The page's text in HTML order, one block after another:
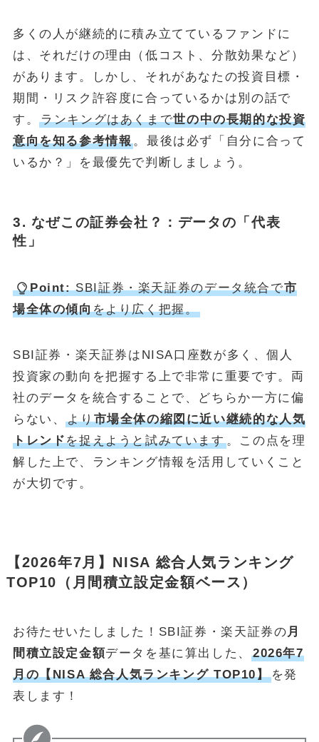
多くの人が継続的に積み立てているファンドに
は、それだけの理由（低コスト、分散効果など）
があります。しかし、それがあなたの投資目標・
期間・リスク許容度に合っているかは別の話で
す。ランキングはあくまで世の中の長期的な投資
意向を知る参考情報。最後は必ず「自分に合って
いるか？」を最優先で判断しましょう。
3. なぜこの証券会社？：データの「代表
性」
Point:SBI証券・楽天証券のデータ統合で市
場全体の傾向をより広く把握。
SBI証券・楽天証券はNISA口座数が多く、個人
投資家の動向を把握する上で非常に重要です。両
社のデータを統合することで、どちらか一方に偏
らない、より市場全体の縮図に近い継続的な人気
トレンドを捉えようと試みています。この点を理
解した上で、ランキング情報を活用していくこと
が大切です。
【2026年7月】NISA 総合人気ランキング
TOP10（月間積立設定金額ベース）
お待たせいたしました！SBI証券・楽天証券の月
間積立設定金額データを基に算出した、
2026年7
月の【NISA 総合人気ランキング TOP10】を発
表します！